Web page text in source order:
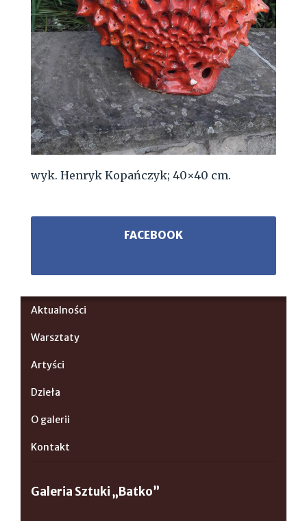
wyk. Henryk Kopańczyk; 40×40 cm.
FACEBOOK
Aktualności
Warsztaty
Artyści
Dzieła
O galerii
Kontakt
Galeria Sztuki „Batko”